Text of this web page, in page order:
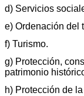
d) Servicios
e) Ordenación del
f) Turismo.
g) Protección,
patrimonio
h) Protección de